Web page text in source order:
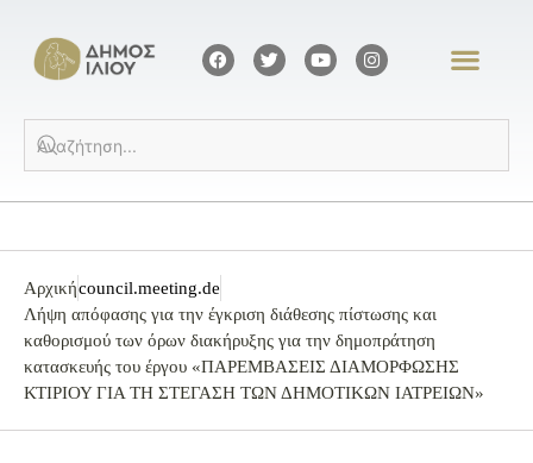
Αρχικήcouncil.meeting.de
Λήψη απόφασης για την έγκριση διάθεσης πίστωσης και
καθορισμού των όρων διακήρυξης για την δημοπράτηση
κατασκευής του έργου «ΠΑΡΕΜΒΑΣΕΙΣ ΔΙΑΜΟΡΦΩΣΗΣ
ΚΤΙΡΙΟΥ ΓΙΑ ΤΗ ΣΤΕΓΑΣΗ ΤΩΝ ΔΗΜΟΤΙΚΩΝ ΙΑΤΡΕΙΩΝ»